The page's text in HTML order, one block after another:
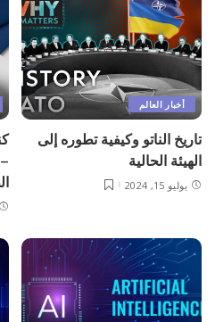
أخبار العالم
تاريخ الناتو وكيفية تطوره إلى
الهيئة الحالية
يوليو 15, 2024